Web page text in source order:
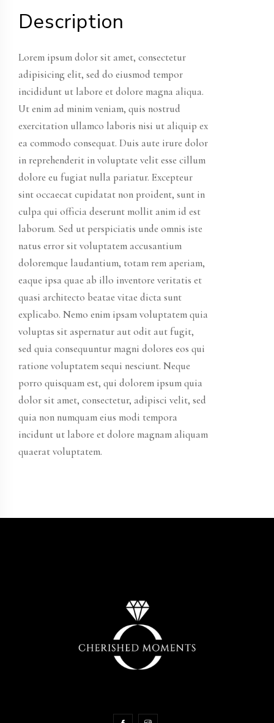
Description
Lorem ipsum dolor sit amet, consectetur
adipisicing elit, sed do eiusmod tempor
incididunt ut labore et dolore magna aliqua.
Ut enim ad minim veniam, quis nostrud
exercitation ullamco laboris nisi ut aliquip ex
ea commodo consequat. Duis aute irure dolor
in reprehenderit in voluptate velit esse cillum
dolore eu fugiat nulla pariatur. Excepteur
sint occaecat cupidatat non proident, sunt in
culpa qui officia deserunt mollit anim id est
laborum. Sed ut perspiciatis unde omnis iste
natus error sit voluptatem accusantium
doloremque laudantium, totam rem aperiam,
eaque ipsa quae ab illo inventore veritatis et
quasi architecto beatae vitae dicta sunt
explicabo. Nemo enim ipsam voluptatem quia
voluptas sit aspernatur aut odit aut fugit,
sed quia consequuntur magni dolores eos qui
ratione voluptatem sequi nesciunt. Neque
porro quisquam est, qui dolorem ipsum quia
dolor sit amet, consectetur, adipisci velit, sed
quia non numquam eius modi tempora
incidunt ut labore et dolore magnam aliquam
quaerat voluptatem.